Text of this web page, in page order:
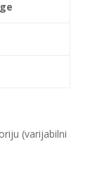
(varijabilni